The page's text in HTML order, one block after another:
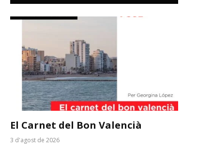
El Carnet del Bon Valencià
3 d'agost de 2026